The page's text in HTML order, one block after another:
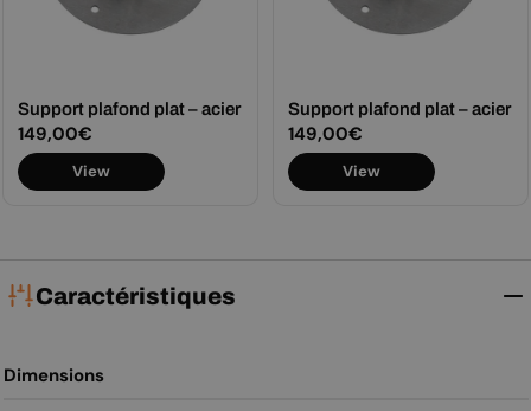
Support plafond plat – acier
Prix
régulier
149,00€
View
Support plafond plat – acier
Prix
régulier
149,00€
View
Caractéristiques
Dimensions